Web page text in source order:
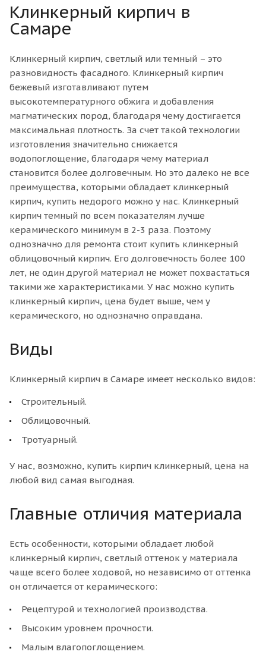
Клинкерный кирпич в
Самаре
Клинкерный кирпич, светлый или темный – это
разновидность фасадного. Клинкерный кирпич
бежевый изготавливают путем
высокотемпературного обжига и добавления
магматических пород, благодаря чему достигается
максимальная плотность. За счет такой технологии
изготовления значительно снижается
водопоглощение, благодаря чему материал
становится более долговечным. Но это далеко не все
преимущества, которыми обладает клинкерный
кирпич, купить недорого можно у нас. Клинкерный
кирпич темный по всем показателям лучше
керамического минимум в 2-3 раза. Поэтому
однозначно для ремонта стоит купить клинкерный
облицовочный кирпич. Его долговечность более 100
лет, не один другой материал не может похвастаться
такими же характеристиками. У нас можно купить
клинкерный кирпич, цена будет выше, чем у
керамического, но однозначно оправдана.
Виды
Клинкерный кирпич в Самаре имеет несколько видов:
Строительный.
Облицовочный.
Тротуарный.
У нас, возможно, купить кирпич клинкерный, цена на
любой вид самая выгодная.
Главные отличия материала
Есть особенности, которыми обладает любой
клинкерный кирпич, светлый оттенок у материала
чаще всего более ходовой, но независимо от оттенка
он отличается от керамического:
Рецептурой и технологией производства.
Высоким уровнем прочности.
Малым влагопоглощением.